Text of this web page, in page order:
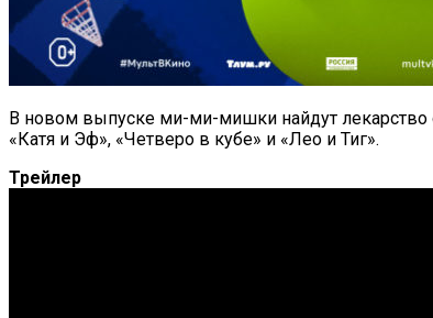
В новом выпуске ми-ми-мишки найдут лекарство
«Катя и Эф», «Четверо в кубе» и «Лео и Тиг».
Трейлер